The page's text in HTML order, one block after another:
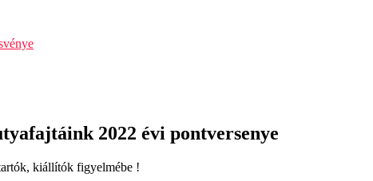
2022 évi pontversenye
kiállítók figyelmébe !